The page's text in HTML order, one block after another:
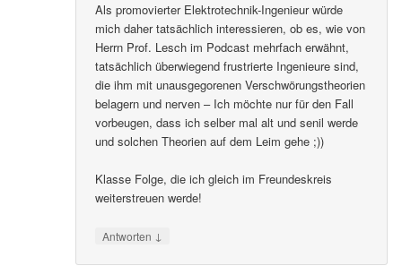
Als promovierter Elektrotechnik-Ingenieur würde
mich daher tatsächlich interessieren, ob es, wie von
Herrn Prof. Lesch im Podcast mehrfach erwähnt,
tatsächlich überwiegend frustrierte Ingenieure sind,
die ihm mit unausgegorenen Verschwörungstheorien
belagern und nerven – Ich möchte nur für den Fall
vorbeugen, dass ich selber mal alt und senil werde
und solchen Theorien auf dem Leim gehe ;))
Klasse Folge, die ich gleich im Freundeskreis
weiterstreuen werde!
Antworten ↓